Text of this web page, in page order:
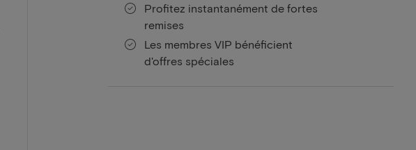
Profitez instantanément de fortes
remises
Les membres VIP bénéficient
d'offres spéciales